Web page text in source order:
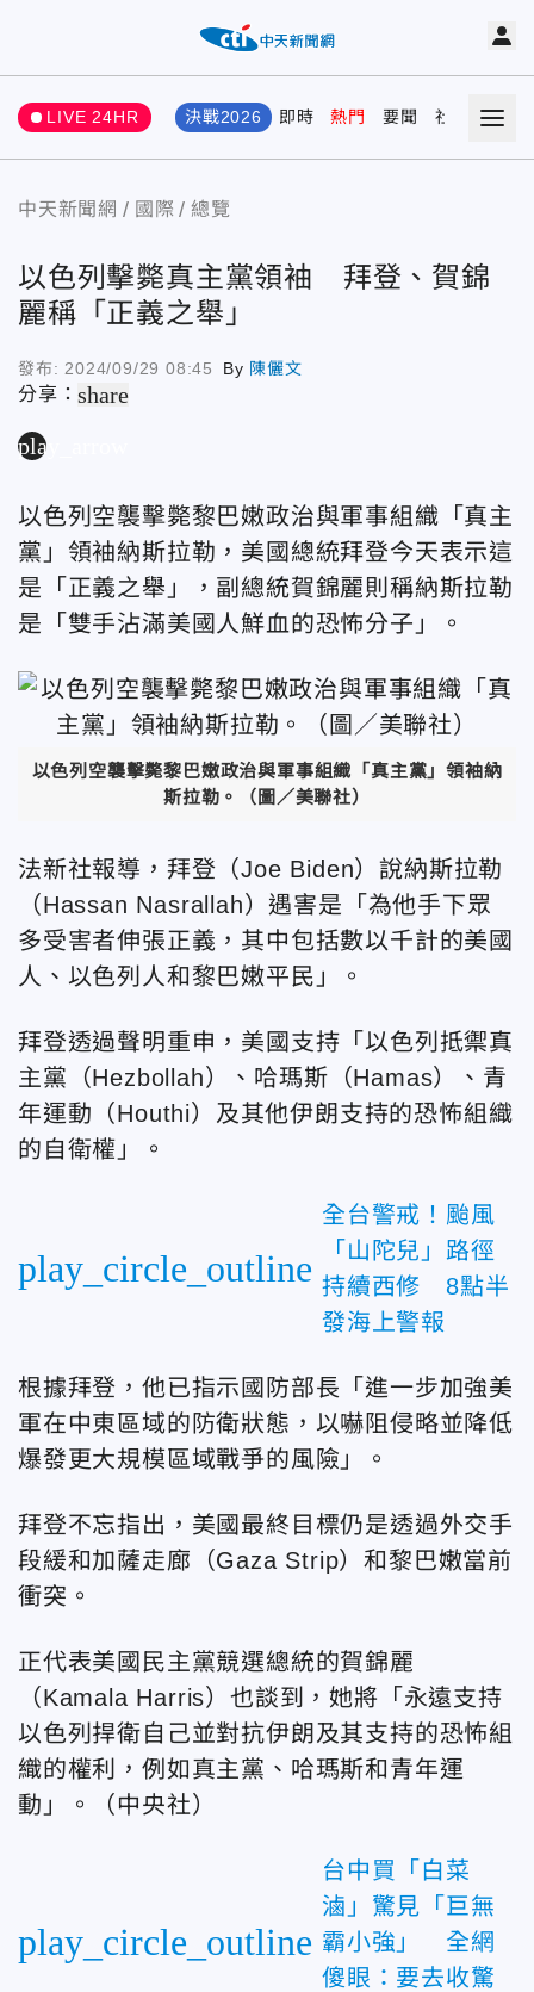
LIVE 24HR 決戰2026 即時 熱門 要聞 社會 娛樂
中天新聞網 國際 總覽
以色列擊斃真主黨領袖 拜登、賀錦
麗稱「正義之舉」
發布: 2024/09/29 08:45 By 陳儷文
分享：share
play_arrow
以色列空襲擊斃黎巴嫩政治與軍事組織「真主
黨」領袖納斯拉勒，美國總統拜登今天表示這
是「正義之舉」，副總統賀錦麗則稱納斯拉勒
是「雙手沾滿美國人鮮血的恐怖分子」。
以色列空襲擊斃黎巴嫩政治與軍事組織「真主黨」領袖納
斯拉勒。（圖／美聯社）
法新社報導，拜登（Joe Biden）說納斯拉勒
（Hassan Nasrallah）遇害是「為他手下眾
多受害者伸張正義，其中包括數以千計的美國
人、以色列人和黎巴嫩平民」。
拜登透過聲明重申，美國支持「以色列抵禦真
主黨（Hezbollah）、哈瑪斯（Hamas）、青
年運動（Houthi）及其他伊朗支持的恐怖組織
的自衛權」。
play_circle_outline
全台警戒！颱風
「山陀兒」路徑
持續西修 8點半
發海上警報
根據拜登，他已指示國防部長「進一步加強美
軍在中東區域的防衛狀態，以嚇阻侵略並降低
爆發更大規模區域戰爭的風險」。
拜登不忘指出，美國最終目標仍是透過外交手
段緩和加薩走廊（Gaza Strip）和黎巴嫩當前
衝突。
正代表美國民主黨競選總統的賀錦麗
（Kamala Harris）也談到，她將「永遠支持
以色列捍衛自己並對抗伊朗及其支持的恐怖組
織的權利，例如真主黨、哈瑪斯和青年運
動」。（中央社）
play_circle_outline
台中買「白菜
滷」驚見「巨無
霸小強」 全網
傻眼：要去收驚